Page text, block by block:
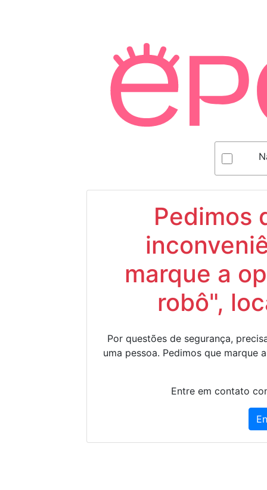
Pedimos
marque a
robô",
Por questões de segurança,
uma pessoa. Pedimos que marque
Entre em contato